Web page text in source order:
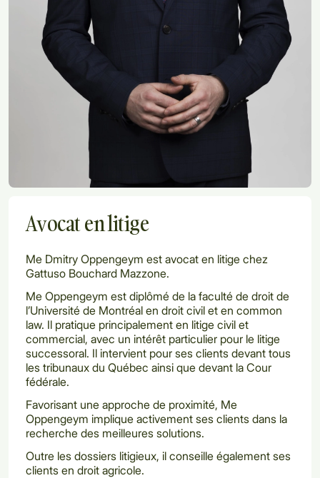
Avocat en litige
Me Dmitry Oppengeym est avocat en litige chez
Gattuso Bouchard Mazzone.
Me Oppengeym est diplômé de la faculté de droit de
l’Université de Montréal en droit civil et en common
law. Il pratique principalement en litige civil et
commercial, avec un intérêt particulier pour le litige
successoral. Il intervient pour ses clients devant tous
les tribunaux du Québec ainsi que devant la Cour
fédérale.
Favorisant une approche de proximité, Me
Oppengeym implique activement ses clients dans la
recherche des meilleures solutions.
Outre les dossiers litigieux, il conseille également ses
clients en droit agricole.